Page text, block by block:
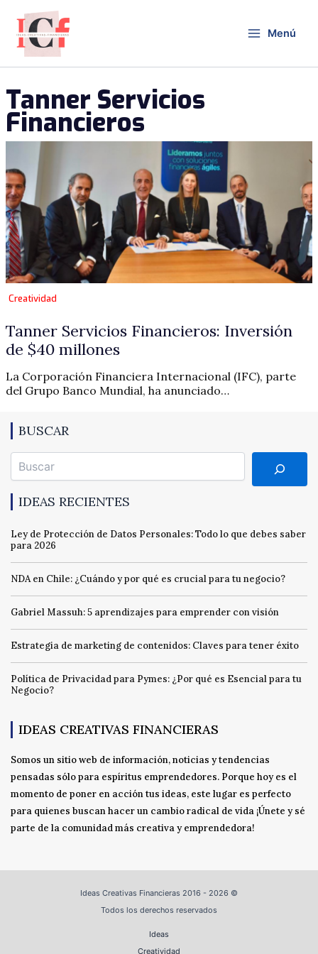
contenido
Menú
Tanner Servicios
Financieros
Creatividad
Tanner Servicios Financieros: Inversión
de $40 millones
La Corporación Financiera Internacional (IFC), parte
del Grupo Banco Mundial, ha anunciado…
BUSCAR
Buscar
IDEAS RECIENTES
Ley de Protección de Datos Personales: Todo lo que debes saber
para 2026
NDA en Chile: ¿Cuándo y por qué es crucial para tu negocio?
Gabriel Massuh: 5 aprendizajes para emprender con visión
Estrategia de marketing de contenidos: Claves para tener éxito
Política de Privacidad para Pymes: ¿Por qué es Esencial para tu
Negocio?
IDEAS CREATIVAS FINANCIERAS
Somos un sitio web de información, noticias y tendencias
pensadas sólo para espíritus emprendedores. Porque hoy es el
momento de poner en acción tus ideas, este lugar es perfecto
para quienes buscan hacer un cambio radical de vida ¡Únete y sé
parte de la comunidad más creativa y emprendedora!
Ideas Creativas Financieras 2016 - 2026 ©
Todos los derechos reservados
Ideas
Creatividad